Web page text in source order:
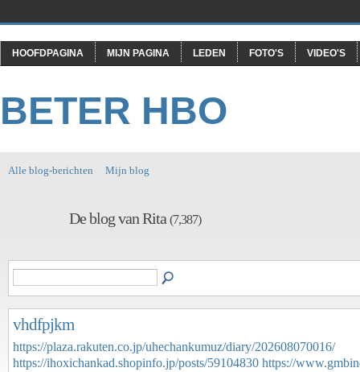
HOOFDPAGINA MIJN PAGINA LEDEN FOTO'S VIDEO'S
BETER HBO
Alle blog-berichten Mijn blog
De blog van Rita (7,387)
vhdfpjkm
https://plaza.rakuten.co.jp/uhechankumuz/diary/202608070016/
https://ihoxichankad.shopinfo.jp/posts/59104830 https://